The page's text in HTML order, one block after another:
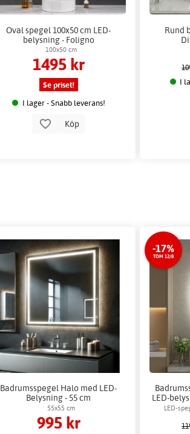
Oval spegel 100x50 cm LED-
belysning - Foligno
100x50 cm
1495 kr
Se priset!
I lager - Snabb leverans!
Köp
Rund
I
Badrumsspegel Halo med LED-
Belysning - 55 cm
55x55 cm
995 kr
-17%
TOM 12/8
LED-
LED-